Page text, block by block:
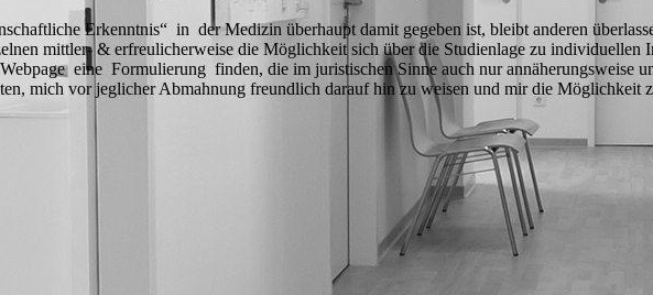
Erkenntnis“ in der Medizin überhaupt damit gegeben ist, bleibt anderen
mittler- & erfreulicherweise die Möglichkeit sich über die Studienlage zu individuellen
eine Formulierung finden, die im juristischen Sinne auch nur annäherungsweise
mich vor jeglicher Abmahnung freundlich darauf hin zu weisen und mir die Möglichkeit